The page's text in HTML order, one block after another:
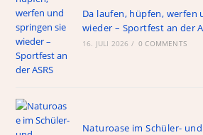
Da laufen, hüpfen, werfen
wieder – Sportfest an der
16. JULI 2026 / 0 COMMENTS
Naturoase im Schüler-